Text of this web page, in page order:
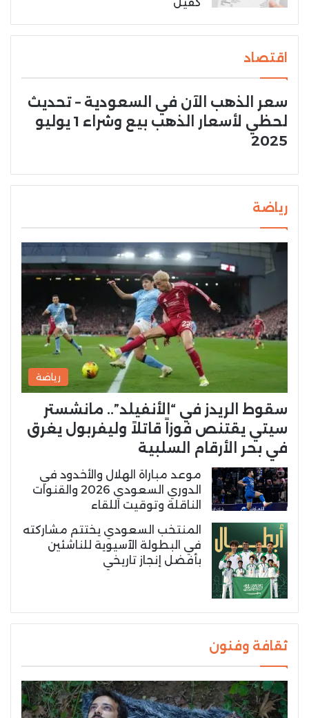
اقتصاد
سعر الذهب الآن في السعودية – تحديث
لحظي لأسعار الذهب بيع وشراء 1 يوليو
2025
رياضة
رياضة
سقوط الريدز في “الأنفيلد”.. مانشستر
سيتي يقتنص فوزاً قاتلاً وليفربول يغرق
في بحر الأرقام السلبية
موعد مباراة الهلال والأخدود في
الدوري السعودي 2026 والقنوات
الناقلة وتوقيت اللقاء
المنتخب السعودي يختتم مشاركته
في البطولة الآسيوية للناشئين
بأفضل إنجاز تاريخي
ثقافة وفنون